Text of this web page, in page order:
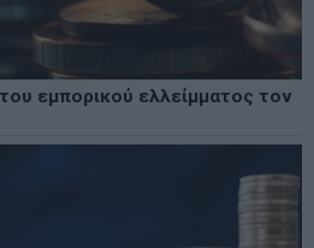
εμπορικού ελλείμματος τον